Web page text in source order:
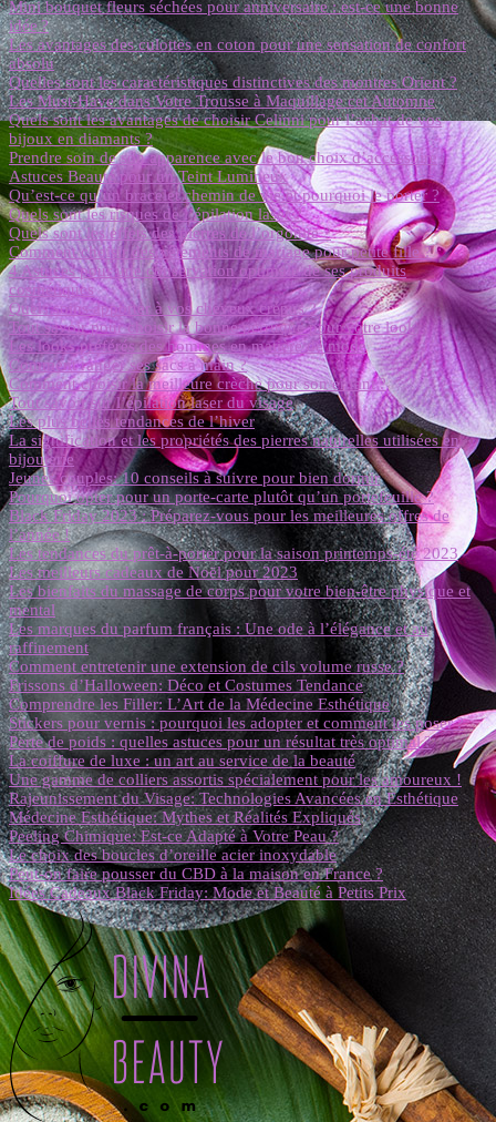
Mini bouquet fleurs séchées pour anniversaire : est-ce une bonne
idée ?
Les avantages des culottes en coton pour une sensation de confort
absolu
Quelles sont les caractéristiques distinctives des montres Orient ?
Les Must-Have dans Votre Trousse à Maquillage cet Automne
Quels sont les avantages de choisir Celinni pour l’achat de vos
bijoux en diamants ?
Prendre soin de son apparence avec le bon choix d’accessoire
Astuces Beauté pour un Teint Lumineux
Qu’est-ce qu’un bracelet chemin de vie et pourquoi le porter ?
Quels sont les risques de l’épilation laser ?
Quels sont les effets des pierres de l’orgonite ?
Comment choisir des vêtements de mariage pour petite fille ?
4 Astuces pour une conservation optimale de ses produits
cosmétiques
Quels soins apporter à vos cheveux crépus ?
Tout savoir pour choisir la bonne perruque pour votre look
Les looks préférés des hommes en matière de mode
Comment ranger ses sacs à main ?
Comment choisir la meilleure crèche pour son enfant ?
Tout savoir sur l’épilation laser du visage
Les plus belles tendances de l’hiver
La signification et les propriétés des pierres naturelles utilisées en
bijouterie
Jeunes couples: 10 conseils à suivre pour bien dormir
Pourquoi opter pour un porte-carte plutôt qu’un portefeuille ?
Black Friday 2023 : Préparez-vous pour les meilleures offres de
l’année !
Les tendances du prêt-à-porter pour la saison printemps-été 2023
Les meilleurs cadeaux de Noël pour 2023
Les bienfaits du massage de corps pour votre bien-être physique et
mental
Les marques du parfum français : Une ode à l’élégance et au
raffinement
Comment entretenir une extension de cils volume russe ?
Frissons d’Halloween: Déco et Costumes Tendance
Comprendre les Filler: L’Art de la Médecine Esthétique
Stickers pour vernis : pourquoi les adopter et comment les poser ?
Perte de poids : quelles astuces pour un résultat très optimal ?
La coiffure de luxe : un art au service de la beauté
Une gamme de colliers assortis spécialement pour les amoureux !
Rajeunissement du Visage: Technologies Avancées en Esthétique
Médecine Esthétique: Mythes et Réalités Expliqués
Peeling Chimique: Est-ce Adapté à Votre Peau ?
Le choix des boucles d’oreille acier inoxydable
Peut-on faire pousser du CBD à la maison en France ?
Idées Cadeaux Black Friday: Mode et Beauté à Petits Prix